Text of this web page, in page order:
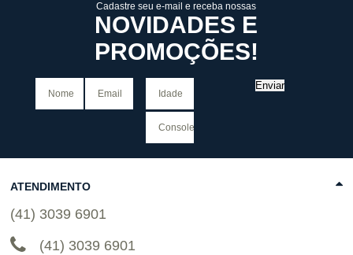
ESTAMOS EFETUANDO
TESTES
ESTAMOS EFETUANDO
TESTES
Cadastre seu e-mail e receba nossas
NOVIDADES E
PROMOÇÕES!
Enviar
ATENDIMENTO
(41) 3039 6901
(41) 3039 6901